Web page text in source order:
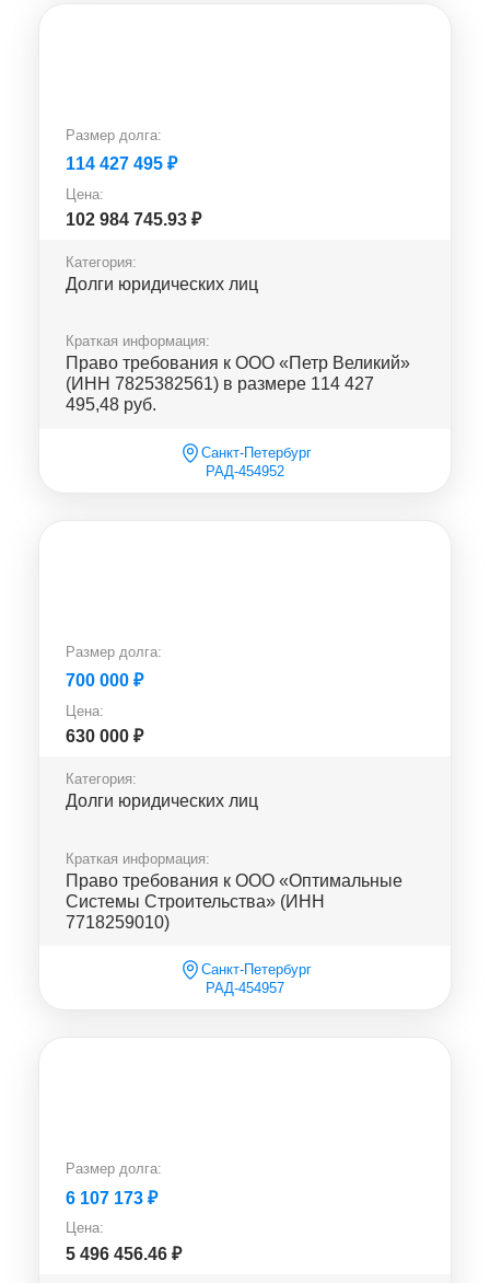
Размер долга:
114 427 495 ₽
Цена:
102 984 745.93 ₽
Категория:
Долги юридических лиц
Краткая информация:
Право требования к ООО «Петр Великий»
(ИНН 7825382561) в размере 114 427
495,48 руб.
Санкт-Петербург
РАД-454952
Размер долга:
700 000 ₽
Цена:
630 000 ₽
Категория:
Долги юридических лиц
Краткая информация:
Право требования к ООО «Оптимальные
Системы Строительства» (ИНН
7718259010)
Санкт-Петербург
РАД-454957
Размер долга:
6 107 173 ₽
Цена:
5 496 456.46 ₽